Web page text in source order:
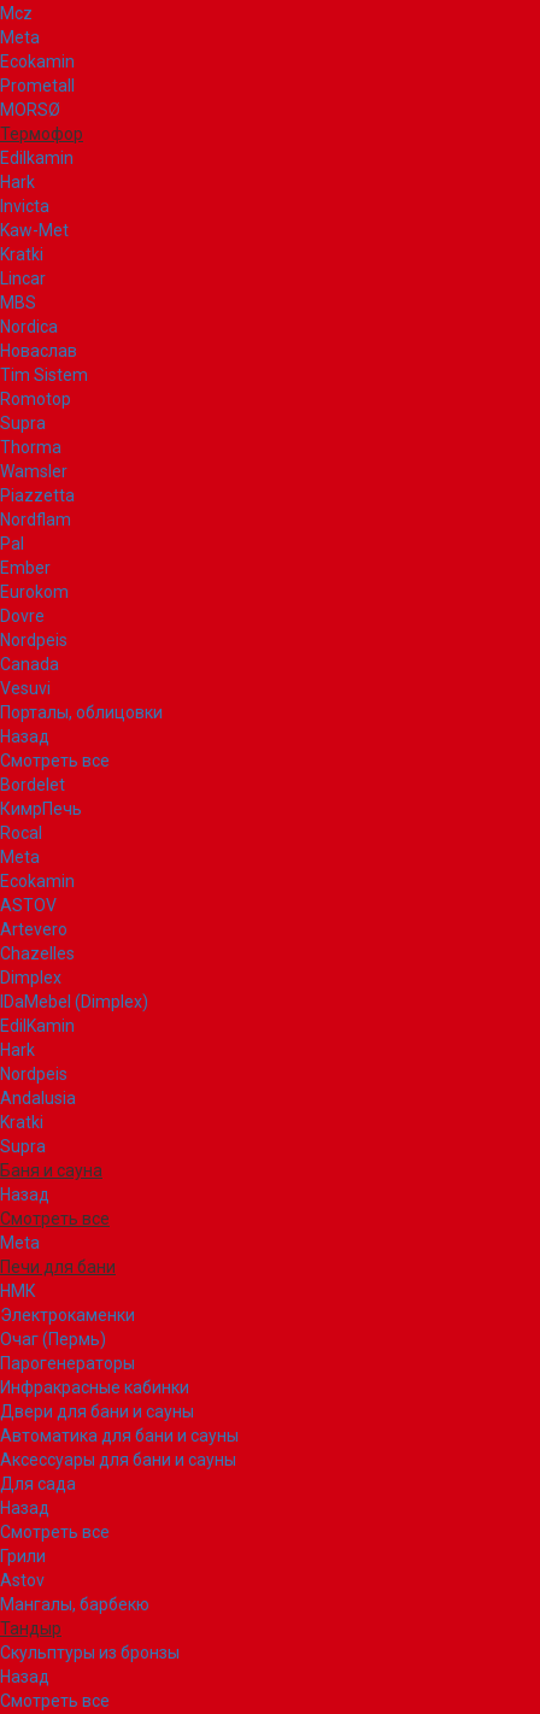
Mcz
Meta
Ecokamin
Prometall
MORSØ
Термофор
Edilkamin
Hark
Invicta
Kaw-Met
Kratki
Lincar
MBS
Nordica
Новаслав
Tim Sistem
Romotop
Supra
Thorma
Wamsler
Piazzetta
Nordflam
Pal
Ember
Eurokom
Dovre
Nordpeis
Canada
Vesuvi
Порталы, облицовки
Назад
Смотреть все
Bordelet
КимрПечь
Rocal
Meta
Ecokamin
ASTOV
Artevero
Chazelles
Dimplex
IDaMebel (Dimplex)
EdilKamin
Hark
Nordpeis
Andalusia
Kratki
Supra
Баня и сауна
Назад
Смотреть все
Meta
Печи для бани
НМК
Электрокаменки
Очаг (Пермь)
Парогенераторы
Инфракрасные кабинки
Двери для бани и сауны
Автоматика для бани и сауны
Аксессуары для бани и сауны
Для сада
Назад
Смотреть все
Грили
Astov
Мангалы, барбекю
Тандыр
Скульптуры из бронзы
Назад
Смотреть все